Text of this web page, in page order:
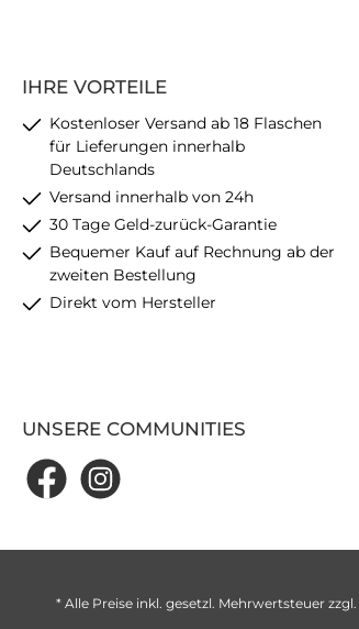
IHRE VORTEILE
Kostenloser Versand ab 18 Flaschen
für Lieferungen innerhalb
Deutschlands
Versand innerhalb von 24h
30 Tage Geld-zurück-Garantie
Bequemer Kauf auf Rechnung ab der
zweiten Bestellung
Direkt vom Hersteller
UNSERE COMMUNITIES
* Alle Preise inkl. gesetzl. Mehrwertsteuer zzgl.